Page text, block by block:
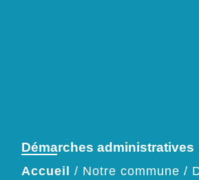
Démarches administratives
Accueil / Notre commune /